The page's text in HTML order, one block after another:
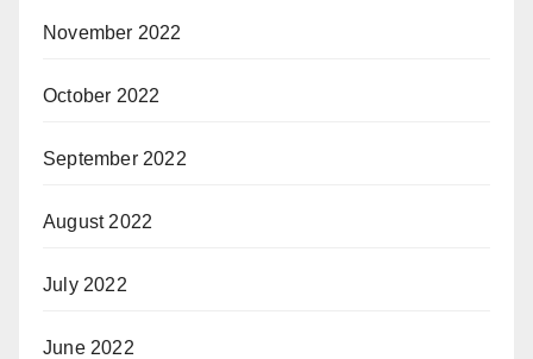
November 2022
October 2022
September 2022
August 2022
July 2022
June 2022